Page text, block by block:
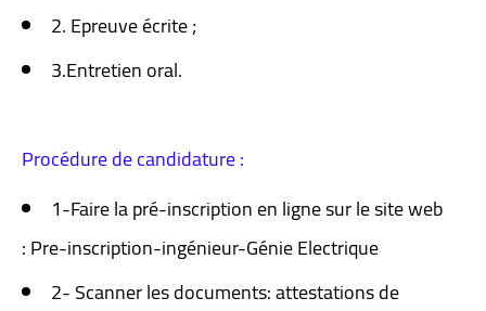
2. Epreuve écrite ;
3.Entretien oral.
Procédure de candidature :
1-Faire la pré-inscription en ligne sur le site web
: Pre-inscription-ingénieur-Génie Electrique
2- Scanner les documents: attestations de